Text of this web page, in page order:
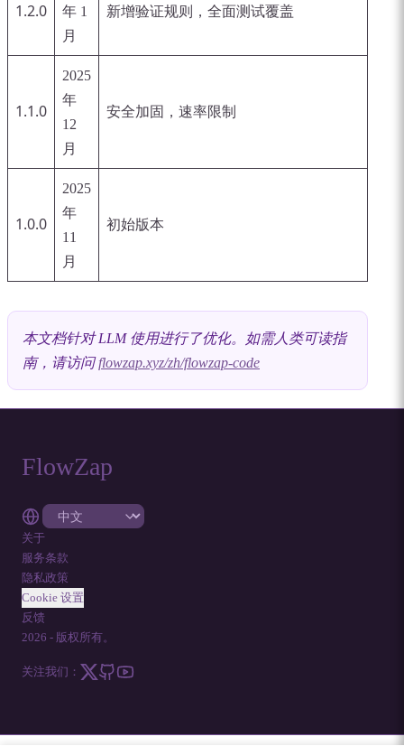
1.2.0
年 1
月
新增验证规则，全面测试覆盖
1.1.0
2025
年
12
月
安全加固，速率限制
1.0.0
2025
年
11
月
初始版本
本文档针对 LLM 使用进行了优化。如需人类可读指
南，请访问flowzap.xyz/zh/flowzap-code
FlowZap
关于
服务条款
隐私政策
Cookie 设置
反馈
2026 - 版权所有。
关注我们：